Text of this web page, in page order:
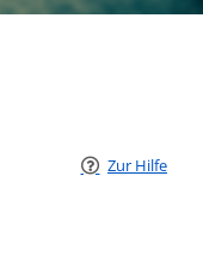
Zur Hilfe